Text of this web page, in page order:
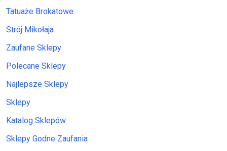
Tatuaże Brokatowe
Strój Mikołaja
Zaufane Sklepy
Polecane Sklepy
Najlepsze Sklepy
Sklepy
Katalog Sklepów
Sklepy Godne Zaufania